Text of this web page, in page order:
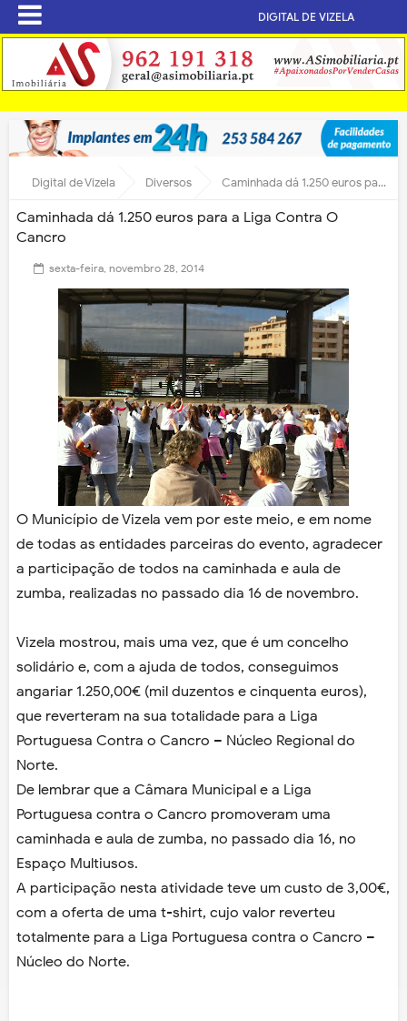
DIGITAL DE VIZELA
Digital de Vizela Diversos Caminhada dá 1.250 euros para a Liga Contra O Cancro
Caminhada dá 1.250 euros para a Liga Contra O
Cancro
sexta-feira, novembro 28, 2014
O Município de Vizela vem por este meio, e em nome
de todas as entidades parceiras do evento, agradecer
a participação de todos na caminhada e aula de
zumba, realizadas no passado dia 16 de novembro.
Vizela mostrou, mais uma vez, que é um concelho
solidário e, com a ajuda de todos, conseguimos
angariar 1.250,00€ (mil duzentos e cinquenta euros),
que reverteram na sua totalidade para a Liga
Portuguesa Contra o Cancro – Núcleo Regional do
Norte.
De lembrar que a Câmara Municipal e a Liga
Portuguesa contra o Cancro promoveram uma
caminhada e aula de zumba, no passado dia 16, no
Espaço Multiusos.
A participação nesta atividade teve um custo de 3,00€,
com a oferta de uma t-shirt, cujo valor reverteu
totalmente para a Liga Portuguesa contra o Cancro –
Núcleo do Norte.